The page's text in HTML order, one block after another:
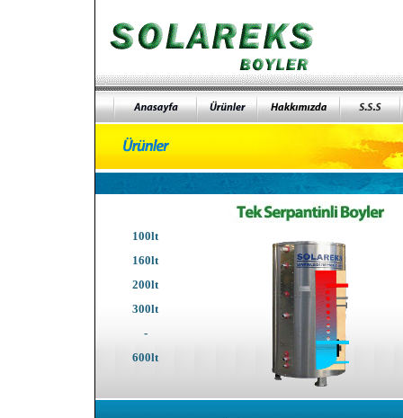
100lt
160lt
200lt
300lt
-
600lt